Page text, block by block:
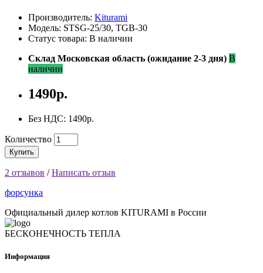
Производитель: Kiturami
Модель: STSG-25/30, TGB-30
Статус товара: В наличии
Склад Московская область (ожидание 2-3 дня) В
наличии
1490р.
Без НДС: 1490р.
Количество
Купить
2 отзывов /Написать отзыв
форсунка
Официальный дилер котлов KITURAMI в России
БЕСКОНЕЧНОСТЬ ТЕПЛА
Информация